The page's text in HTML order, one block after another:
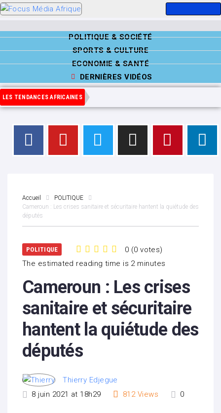
POLITIQUE & SOCIÉTÉ
SPORTS & CULTURE
ECONOMIE & SANTÉ
DERNIÈRES VIDÉOS
LES TENDANCES AFRICAINES
Accueil
POLITIQUE
Cameroun : Les crises sanitaire et sécuritaire hantent la quiétude des
députés
POLITIQUE 0 (0 votes)
The estimated reading time is 2 minutes
Cameroun : Les crises
sanitaire et sécuritaire
hantent la quiétude des
députés
Thierry Edjegue
8 juin 2021 at 18h29
812 Views 0